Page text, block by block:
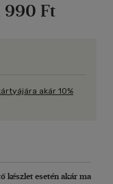
990 Ft
akár 10%
készlet esetén akár ma